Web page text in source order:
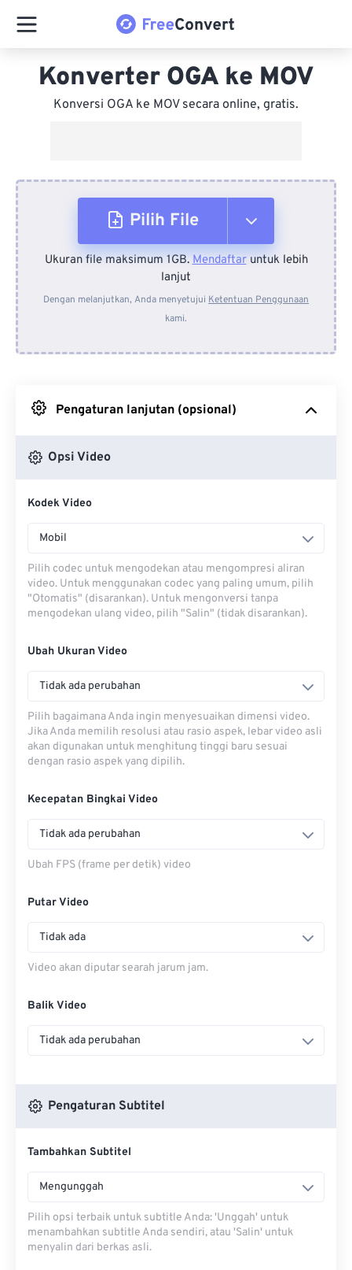
Konverter OGA ke MOV
Konversi OGA ke MOV secara online, gratis.
Pilih File
Dari Perangkat
Dari Dropbox
Ukuran file maksimum 1GB.Mendaftaruntuk lebih
lanjut
Dengan melanjutkan, Anda menyetujui Ketentuan Penggunaan
kami.
Pengaturan lanjutan (opsional)
Opsi Video
Kodek Video
Mobil
Pilih codec untuk mengodekan atau mengompresi aliran
video. Untuk menggunakan codec yang paling umum, pilih
"Otomatis" (disarankan). Untuk mengonversi tanpa
mengodekan ulang video, pilih "Salin" (tidak disarankan).
Ubah Ukuran Video
Tidak ada perubahan
Pilih bagaimana Anda ingin menyesuaikan dimensi video.
Jika Anda memilih resolusi atau rasio aspek, lebar video asli
akan digunakan untuk menghitung tinggi baru sesuai
dengan rasio aspek yang dipilih.
Kecepatan Bingkai Video
Tidak ada perubahan
Ubah FPS (frame per detik) video
Putar Video
Tidak ada
Video akan diputar searah jarum jam.
Balik Video
Tidak ada perubahan
Pengaturan Subtitel
Tambahkan Subtitel
Mengunggah
Pilih opsi terbaik untuk subtitle Anda: 'Unggah' untuk
menambahkan subtitle Anda sendiri, atau 'Salin' untuk
menyalin dari berkas asli.